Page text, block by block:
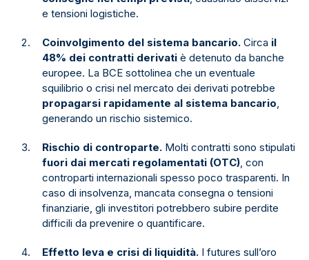
e tensioni logistiche.
Coinvolgimento del sistema bancario. Circa il
48% dei contratti derivati è detenuto da banche
europee. La BCE sottolinea che un eventuale
squilibrio o crisi nel mercato dei derivati potrebbe
propagarsi rapidamente al sistema bancario,
generando un rischio sistemico.
Rischio di controparte. Molti contratti sono stipulati
fuori dai mercati regolamentati (OTC), con
controparti internazionali spesso poco trasparenti. In
caso di insolvenza, mancata consegna o tensioni
finanziarie, gli investitori potrebbero subire perdite
difficili da prevenire o quantificare.
Effetto leva e crisi di liquidità. I futures sull’oro